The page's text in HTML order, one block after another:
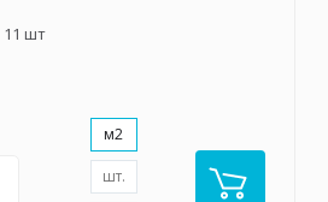
11 шт
м2
шт.